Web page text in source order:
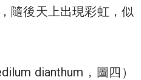
隨後天上出現彩虹，似
dianthum，圖四）